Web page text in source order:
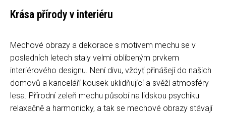
Krása přírody v interiéru
Mechové obrazy a dekorace s motivem mechu se v
posledních letech staly velmi oblíbeným prvkem
interiérového designu. Není divu, vždyť přinášejí do našich
domovů a kanceláří kousek uklidňující a svěží atmosféry
lesa. Přírodní zeleň mechu působí na lidskou psychiku
relaxačně a harmonicky, a tak se mechové obrazy stávají